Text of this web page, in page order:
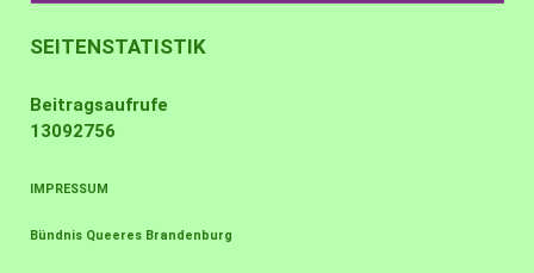
SEITENSTATISTIK
Beitragsaufrufe
13092756
IMPRESSUM
Bündnis Queeres Brandenburg